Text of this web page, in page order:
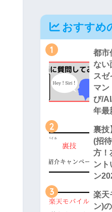
おすすめ
1
都市
ない
スゼ
マン
び/
年最
2
裏技
(招
方！
ント
ン
3
楽天
ン)